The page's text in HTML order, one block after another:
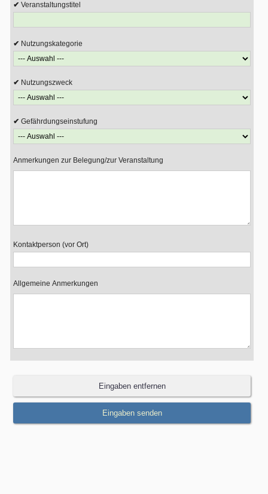
Veranstaltungstitel
Nutzungskategorie
Nutzungszweck
Gefährdungseinstufung
Anmerkungen zur Belegung/zur Veranstaltung
Kontaktperson (vor Ort)
Allgemeine Anmerkungen